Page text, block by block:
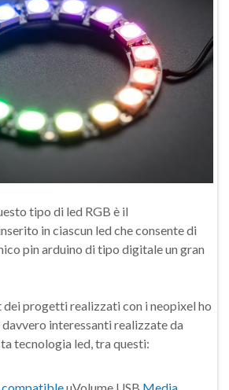
tipo di led RGB è il
in ciascun led che consente di
pin arduino di tipo digitale un gran
progetti realizzati con i neopixel ho
interessanti realizzate da
tecnologia led, tra questi: